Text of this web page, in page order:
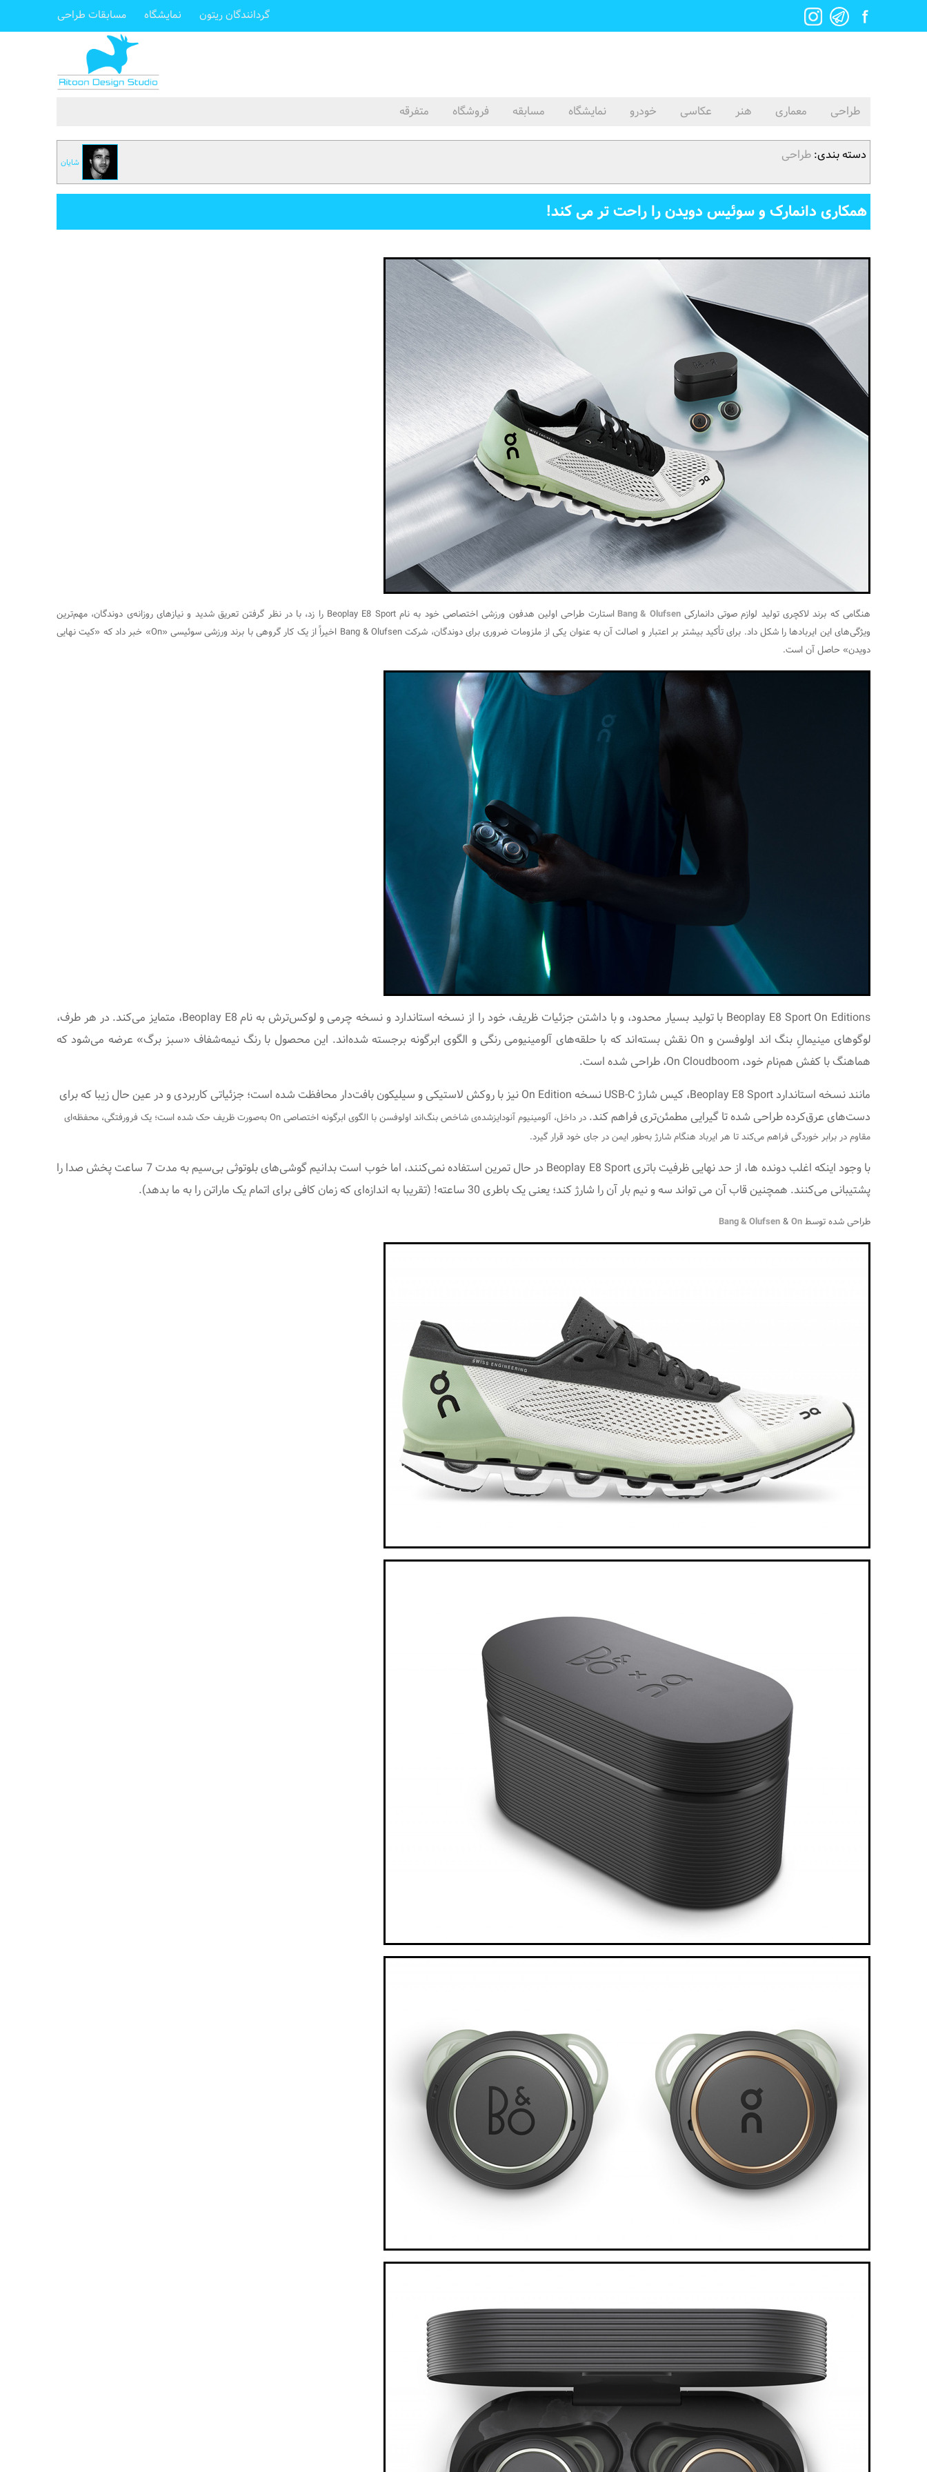
گردانندگان ریتون نمایشگاه مسابقات طراحی
طراحی معماری هنر عکاسی خودرو نمایشگاه مسابقه فروشگاه متفرقه
دسته بندی:طراحی شایان
همکاری دانمارک و سوئیس دویدن را راحت تر می کند!
هنگامی که برند لاکچری تولید لوازم صوتی دانمارکیBang & Olufsen
استارت طراحی اولین هدفون ورزشی اختصاصی خود به نام Beoplay E8 Sport را زد، با در نظر گرفتن تعریق شدید و نیازهای روزانه‌ی دوندگان، مهم‌ترین
ویژگی‌های این ایربادها را شکل داد. برای تأکید بیشتر بر اعتبار و اصالت آن به عنوان یکی از ملزومات ضروری برای دوندگان، شرکت Bang & Olufsen اخیراً از یک کار گروهی با برند ورزشی سوئیسی «On» خبر داد که «کیت نهایی
دویدن» حاصل آن است.
Beoplay E8 Sport On Editions با تولید بسیار محدود، و با داشتن جزئیات ظریف، خود را از نسخه استاندارد و نسخه چرمی و
لوکس‌ترش به نام Beoplay E8، متمایز می‌کند. در هر طرف،
لوگوهای مینیمالِ بنگ اند اولوفسن و On نقش بسته‌اند که با حلقه‌های آلومینیومی رنگی و الگوی ابرگونه برجسته شده‌اند. این محصول با رنگ نیمه‌شفاف «سبز برگ» عرضه می‌شود که
هماهنگ با کفش هم‌نام خود، On Cloudboom، طراحی شده است.
مانند نسخه استاندارد Beoplay E8 Sport، کیس شارژ USB-C نسخه On Edition نیز با روکش لاستیکی و سیلیکون بافت‌دار محافظت شده است؛ جزئیاتی کاربردی و در عین حال زیبا که برای
دست‌های عرق‌کرده طراحی شده تا گیرایی مطمئن‌تری فراهم کند.
در داخل، آلومینیوم آنودایزشده‌ی شاخص بنگ‌اند اولوفسن با الگوی ابرگونه اختصاصی On به‌صورت ظریف حک شده است؛ یک فرورفتگی، محفظه‌ای
مقاوم در برابر خوردگی فراهم می‌کند تا هر ایرباد هنگام شارژ به‌طور ایمن در جای خود قرار گیرد.
با وجود اینکه اغلب دونده ها، از حد نهایی ظرفیت باتری Beoplay E8 Sport در حال تمرین استفاده نمی‌کنند، اما خوب است بدانیم گوشی‌های بلوتوثی بی‌سیم به مدت 7 ساعت پخش صدا را
پشتیبانی می‌کنند. همچنین قاب آن می تواند سه و نیم بار آن را شارژ کند؛ یعنی یک باطری 30 ساعته! (تقریبا به اندازه‌ای که زمان کافی برای اتمام یک ماراتن را به ما بدهد).
طراحی شده توسط Bang & Olufsen&On